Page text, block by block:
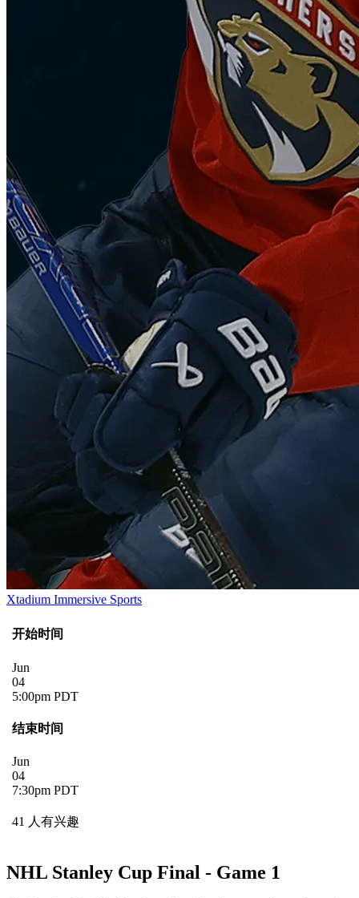
Xtadium Immersive Sports
开始时间
Jun
04
5:00pm PDT
结束时间
Jun
04
7:30pm PDT
41 人有兴趣
NHL Stanley Cup Final - Game 1